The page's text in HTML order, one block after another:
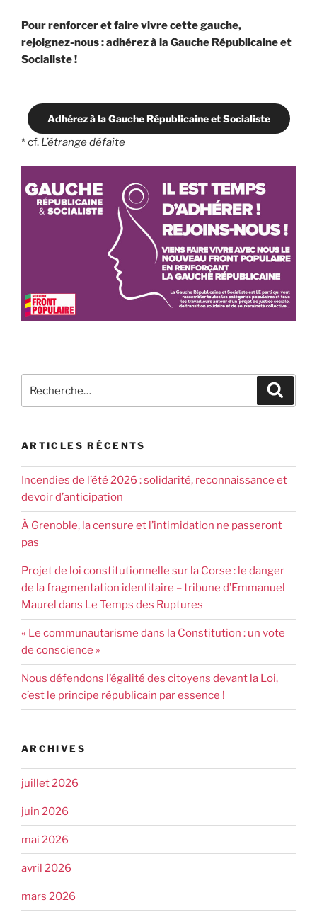
Pour renforcer et faire vivre cette gauche,
rejoignez-nous : adhérez à la Gauche Républicaine et
Socialiste !
Adhérez à la Gauche Républicaine et Socialiste
* cf. L’étrange défaite
ARTICLES RÉCENTS
Incendies de l’été 2026 : solidarité, reconnaissance et
devoir d’anticipation
À Grenoble, la censure et l’intimidation ne passeront
pas
Projet de loi constitutionnelle sur la Corse : le danger
de la fragmentation identitaire – tribune d’Emmanuel
Maurel dans Le Temps des Ruptures
« Le communautarisme dans la Constitution : un vote
de conscience »
Nous défendons l’égalité des citoyens devant la Loi,
c’est le principe républicain par essence !
ARCHIVES
juillet 2026
juin 2026
mai 2026
avril 2026
mars 2026